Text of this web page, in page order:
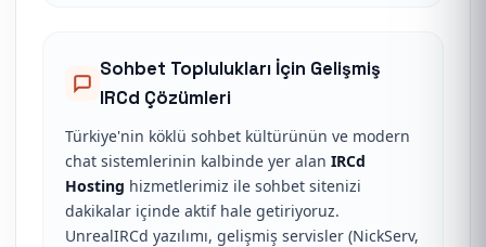
Sohbet Toplulukları İçin Gelişmiş
IRCd Çözümleri
Türkiye'nin köklü sohbet kültürünün ve modern
chat sistemlerinin kalbinde yer alan IRCd
Hosting hizmetlerimiz ile sohbet sitenizi
dakikalar içinde aktif hale getiriyoruz.
UnrealIRCd yazılımı, gelişmiş servisler (NickServ,